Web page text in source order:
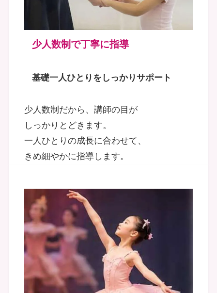
少人数制で丁寧に指導
基礎一人ひとりをしっかりサポート
少人数制だから、講師の目が
しっかりとどきます。
一人ひとりの成長に合わせて、
きめ細やかに指導します。